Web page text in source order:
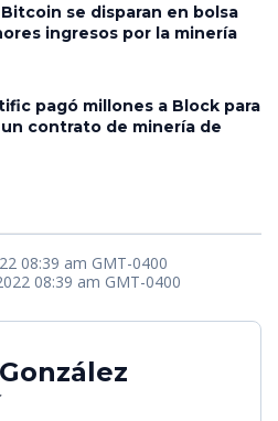
se disparan en bolsa
ingresos por la minería
pagó millones a Block para
contrato de minería de
08:39 am GMT-0400
08:39 am GMT-0400